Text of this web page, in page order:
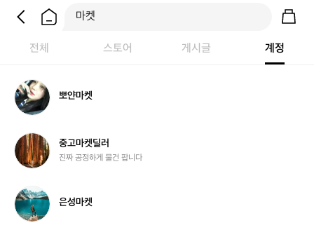
전체 스토어 게시글 계정
뽀
얀
마
뽀얀마켓
중
고
마
딜
러
중고마켓딜러
진짜 공정하게 물건 팝니다
은
성
마
은성마켓